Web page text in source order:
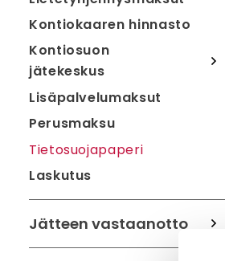
Kontiokaaren hinnasto
Kontiosuon
jätekeskus
Lisäpalvelumaksut
Perusmaksu
Tietosuojapaperi
Laskutus
Jätteen vastaanotto